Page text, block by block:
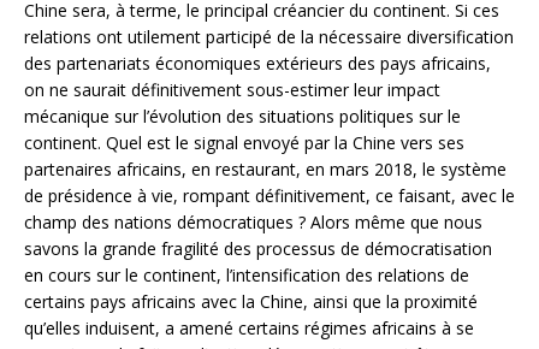
Chine sera, à terme, le principal créancier du continent. Si ces
relations ont utilement participé de la nécessaire diversification
des partenariats économiques extérieurs des pays africains,
on ne saurait définitivement sous-estimer leur impact
mécanique sur l’évolution des situations politiques sur le
continent. Quel est le signal envoyé par la Chine vers ses
partenaires africains, en restaurant, en mars 2018, le système
de présidence à vie, rompant définitivement, ce faisant, avec le
champ des nations démocratiques ? Alors même que nous
savons la grande fragilité des processus de démocratisation
en cours sur le continent, l’intensification des relations de
certains pays africains avec la Chine, ainsi que la proximité
qu’elles induisent, a amené certains régimes africains à se